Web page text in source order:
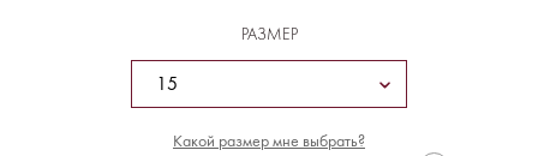
РАЗМЕР
Какой размер мне выбрать?